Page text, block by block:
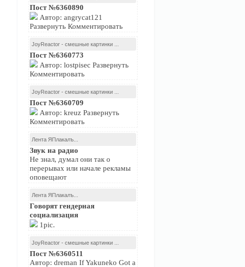
Пост №6360890
Автор: angrycat121
Развернуть Комментировать
JoyReactor - смешные картинки ...
Пост №6360773
Автор: lostpisec Развернуть
Комментировать
JoyReactor - смешные картинки ...
Пост №6360709
Автор: kreuz Развернуть
Комментировать
Лента ЯПлакалъ...
Звук на радио
Не знал, думал они так о
перерывах или начале рекламы
оповещают
Лента ЯПлакалъ...
Говорят гендерная
социализация
1pic.
JoyReactor - смешные картинки ...
Пост №6360511
Автор: dreman If Yakuneko Got a